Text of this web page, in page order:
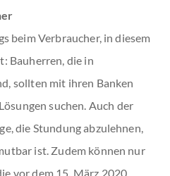
beim Verbraucher, in diesem
Bauherren, die in
sollten mit ihren Banken
suchen. Auch der
die Stundung abzulehnen,
ist. Zudem können nur
vor dem 15. März 2020